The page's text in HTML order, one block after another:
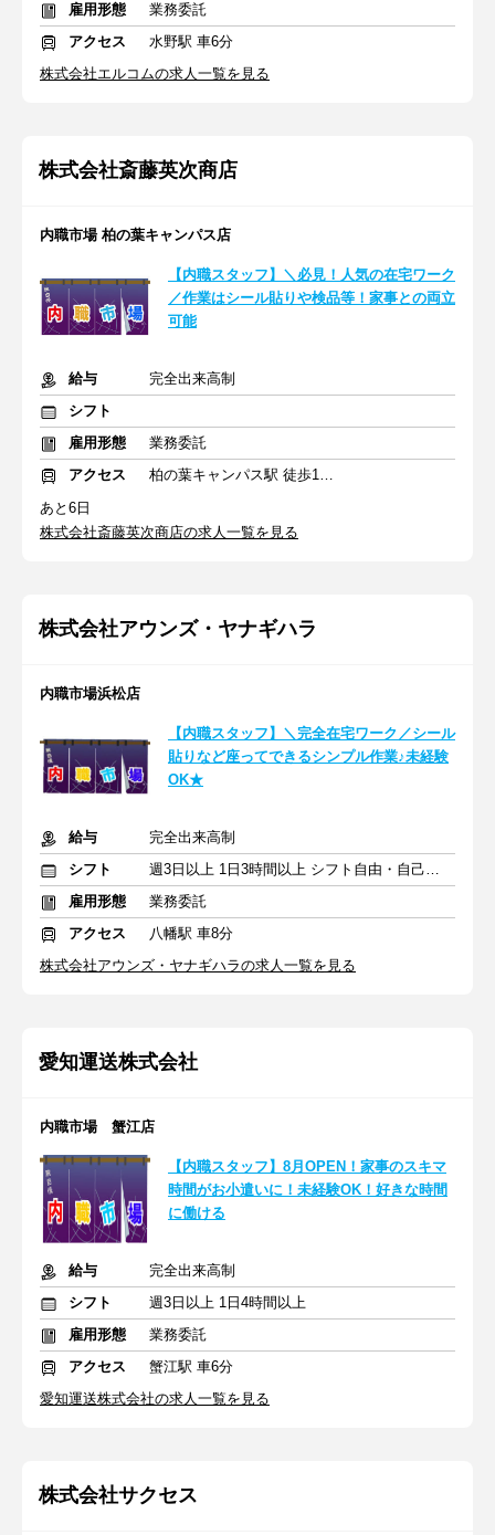
雇用形態
業務委託
アクセス
水野駅 車6分
株式会社エルコムの求人一覧を見る
株式会社斎藤英次商店
内職市場 柏の葉キャンパス店
【内職スタッフ】＼必見！人気の在宅ワーク
／作業はシール貼りや検品等！家事との両立
可能
給与
完全出来高制
シフト
雇用形態
業務委託
アクセス
柏の葉キャンパス駅 徒歩10分
あと6日
株式会社斎藤英次商店の求人一覧を見る
株式会社アウンズ・ヤナギハラ
内職市場浜松店
【内職スタッフ】＼完全在宅ワーク／シール
貼りなど座ってできるシンプル作業♪未経験
OK★
給与
完全出来高制
シフト
週3日以上 1日3時間以上 シフト自由・自己申告
雇用形態
業務委託
アクセス
八幡駅 車8分
株式会社アウンズ・ヤナギハラの求人一覧を見る
愛知運送株式会社
内職市場 蟹江店
【内職スタッフ】8月OPEN！家事のスキマ
時間がお小遣いに！未経験OK！好きな時間
に働ける
給与
完全出来高制
シフト
週3日以上 1日4時間以上
雇用形態
業務委託
アクセス
蟹江駅 車6分
愛知運送株式会社の求人一覧を見る
株式会社サクセス